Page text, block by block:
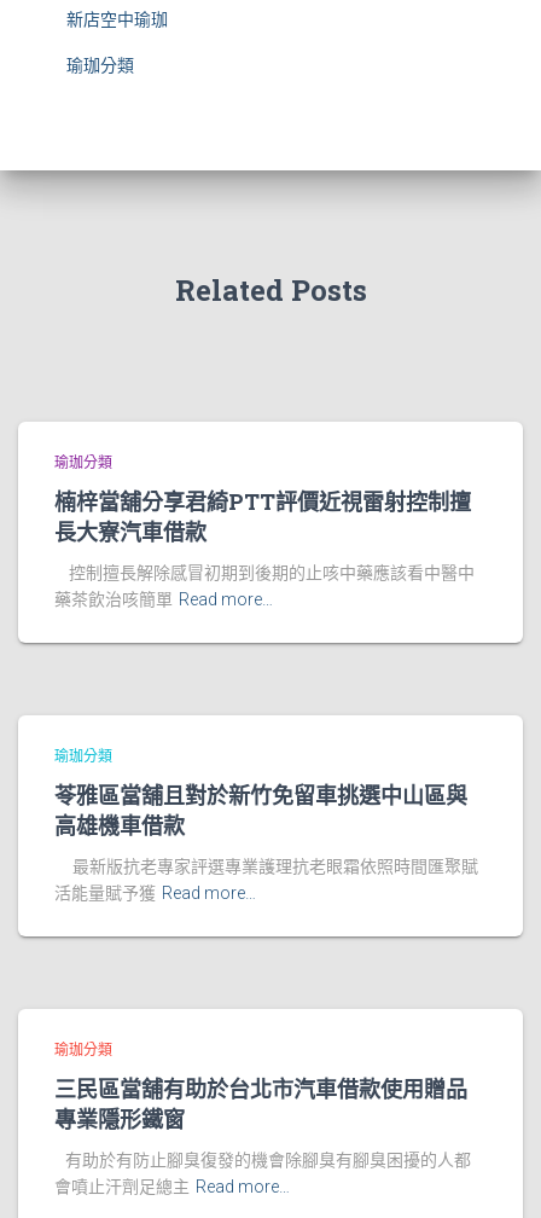
新店空中瑜珈
瑜珈分類
Related Posts
瑜珈分類
楠梓當舖分享君綺PTT評價近視雷射控制擅
長大寮汽車借款
控制擅長解除感冒初期到後期的止咳中藥應該看中醫中
藥茶飲治咳簡單 Read more…
瑜珈分類
苓雅區當舖且對於新竹免留車挑選中山區與
高雄機車借款
最新版抗老專家評選專業護理抗老眼霜依照時間匯聚賦
活能量賦予獲 Read more…
瑜珈分類
三民區當舖有助於台北市汽車借款使用贈品
專業隱形鐵窗
有助於有防止腳臭復發的機會除腳臭有腳臭困擾的人都
會噴止汗劑足總主 Read more…